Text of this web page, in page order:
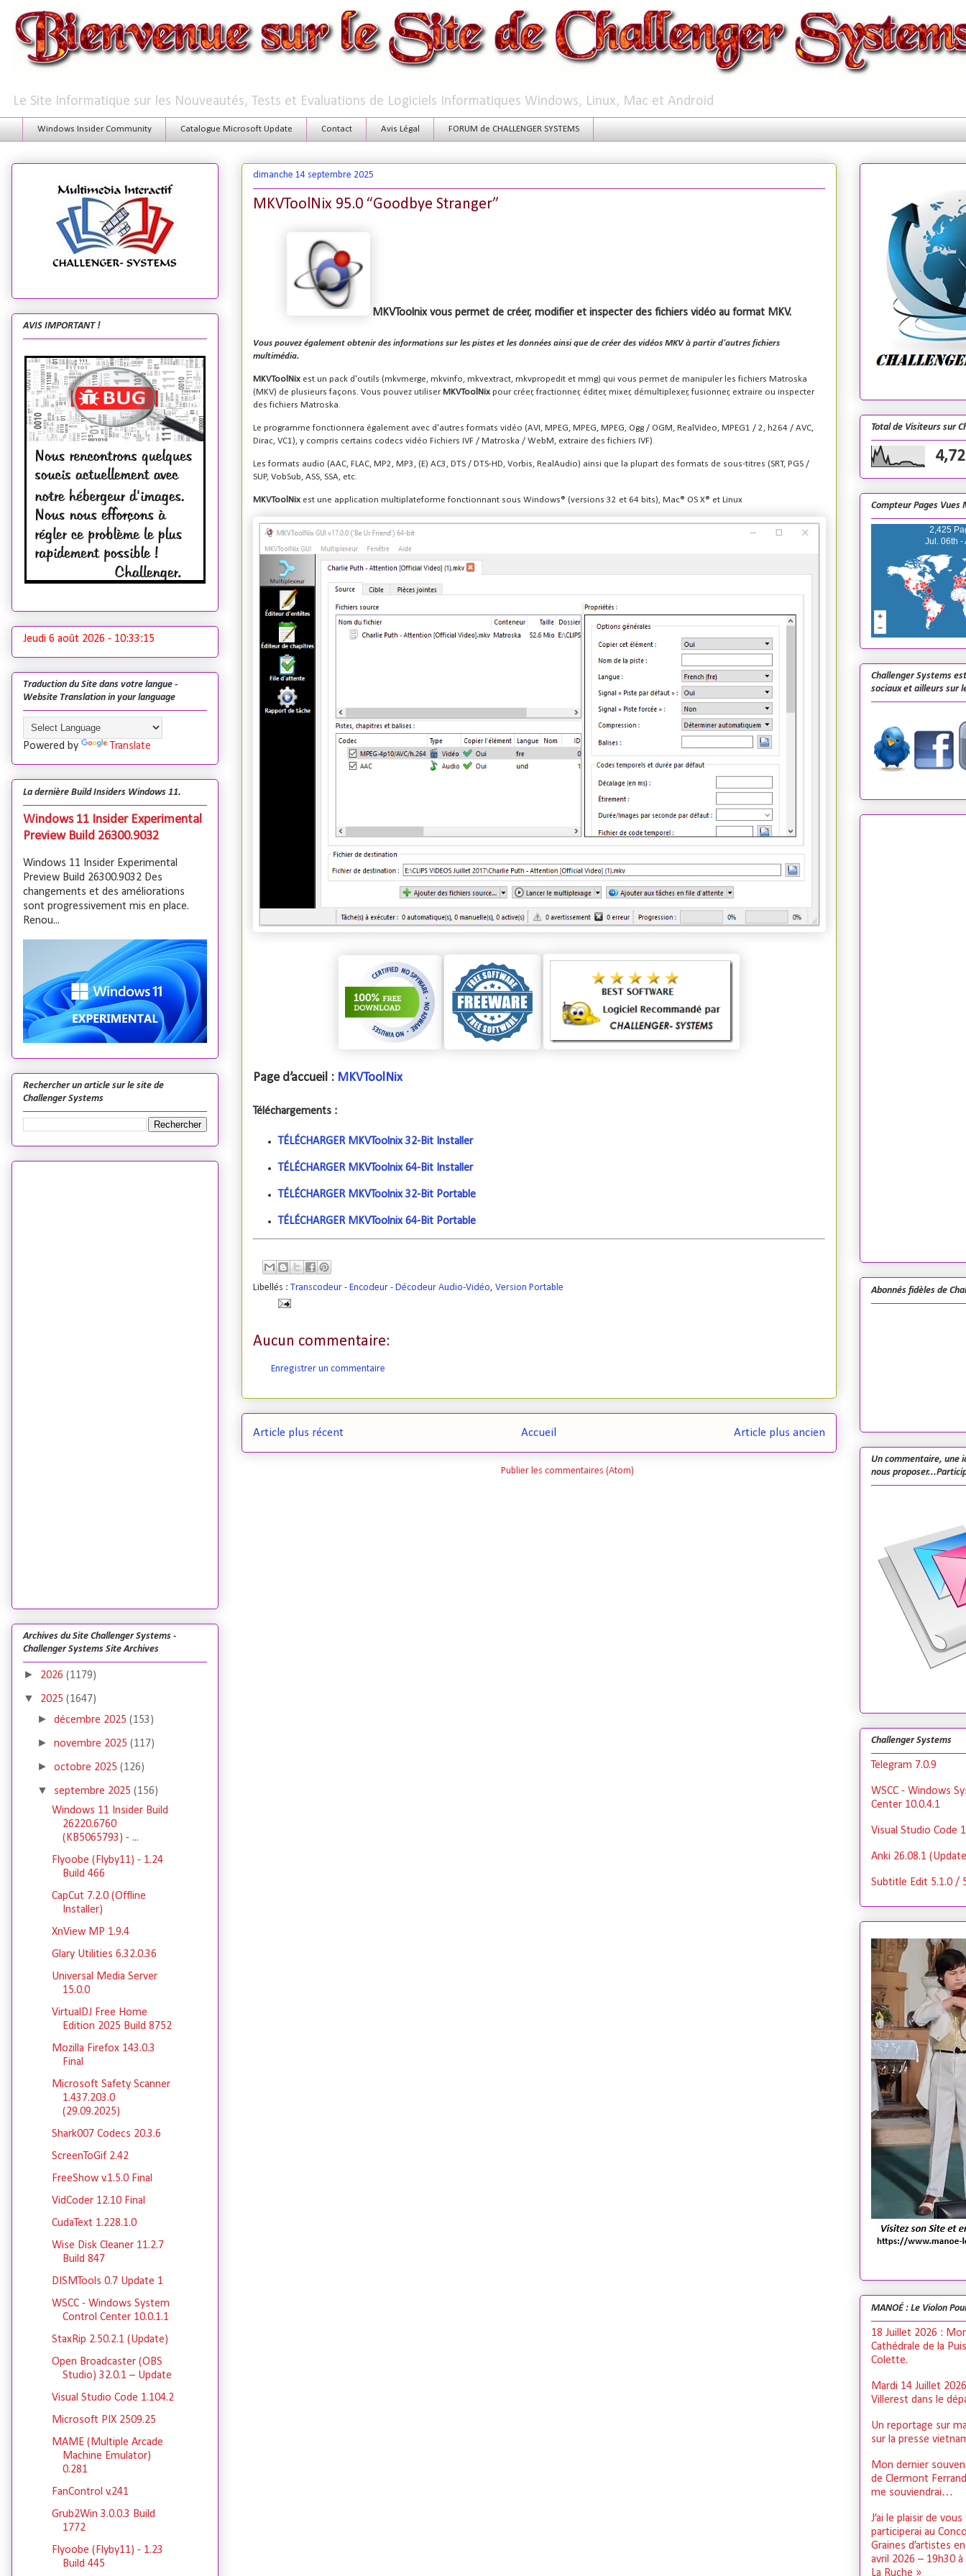
Le Site Informatique sur les Nouveautés, Tests et Evaluations de Logiciels Informatiques Windows, Linux, Mac et Android
Windows Insider Community Catalogue Microsoft Update Contact Avis Légal FORUM de CHALLENGER SYSTEMS
dimanche 14 septembre 2025
MKVToolNix 95.0 “Goodbye Stranger”
MKVToolnix vous permet de créer, modifier et inspecter des fichiers vidéo au format MKV.
Vous pouvez également obtenir des informations sur les pistes et les données ainsi que de créer des vidéos MKV à partir d'autres fichiers
multimédia.
MKVToolNix est un pack d'outils (mkvmerge, mkvinfo, mkvextract, mkvpropedit et mmg) qui vous permet de manipuler les fichiers Matroska
(MKV) de plusieurs façons. Vous pouvez utiliser MKVToolNix pour créer, fractionner, éditer, mixer, démultiplexer, fusionner, extraire ou inspecter
des fichiers Matroska.
Le programme fonctionnera également avec d'autres formats vidéo (AVI, MPEG, MPEG, MPEG, Ogg / OGM, RealVideo, MPEG1 / 2, h264 / AVC,
Dirac, VC1), y compris certains codecs vidéo Fichiers IVF / Matroska / WebM, extraire des fichiers IVF).
Les formats audio (AAC, FLAC, MP2, MP3, (E) AC3, DTS / DTS-HD, Vorbis, RealAudio) ainsi que la plupart des formats de sous-titres (SRT, PGS /
SUP, VobSub, ASS, SSA, etc.
MKVToolNix est une application multiplateforme fonctionnant sous Windows® (versions 32 et 64 bits), Mac® OS X® et Linux
Page d’accueil : MKVToolNix
Téléchargements :
TÉLÉCHARGER MKVToolnix 32-Bit Installer
TÉLÉCHARGER MKVToolnix 64-Bit Installer
TÉLÉCHARGER MKVToolnix 32-Bit Portable
TÉLÉCHARGER MKVToolnix 64-Bit Portable
Libellés : Transcodeur - Encodeur - Décodeur Audio-Vidéo, Version Portable
Aucun commentaire:
Enregistrer un commentaire
Article plus récent Article plus ancien
Accueil
Publier les commentaires (Atom)
AVIS IMPORTANT !
Jeudi 6 août 2026 - 10:33:15
Traduction du Site dans votre langue -
Website Translation in your language
Powered by Translate
La dernière Build Insiders Windows 11.
Windows 11 Insider Experimental
Preview Build 26300.9032
Windows 11 Insider Experimental
Preview Build 26300.9032 Des
changements et des améliorations
sont progressivement mis en place.
Renou...
Rechercher un article sur le site de
Challenger Systems
Archives du Site Challenger Systems -
Challenger Systems Site Archives
► 2026 (1179)
▼ 2025 (1647)
►décembre 2025(153)
►novembre 2025(117)
►octobre 2025(126)
▼ septembre 2025(156)
Windows 11 Insider Build
26220.6760
(KB5065793) - ...
Flyoobe (Flyby11) - 1.24
Build 466
CapCut 7.2.0 (Offline
Installer)
XnView MP 1.9.4
Glary Utilities 6.32.0.36
Universal Media Server
15.0.0
VirtualDJ Free Home
Edition 2025 Build 8752
Mozilla Firefox 143.0.3
Final
Microsoft Safety Scanner
1.437.203.0
(29.09.2025)
Shark007 Codecs 20.3.6
ScreenToGif 2.42
FreeShow v.1.5.0 Final
VidCoder 12.10 Final
CudaText 1.228.1.0
Wise Disk Cleaner 11.2.7
Build 847
DISMTools 0.7 Update 1
WSCC - Windows System
Control Center 10.0.1.1
StaxRip 2.50.2.1 (Update)
Open Broadcaster (OBS
Studio) 32.0.1 – Update
Visual Studio Code 1.104.2
Microsoft PIX 2509.25
MAME (Multiple Arcade
Machine Emulator)
0.281
FanControl v.241
Grub2Win 3.0.0.3 Build
1772
Flyoobe (Flyby11) - 1.23
Build 445
Total de Visiteurs sur
Compteur Pages Vues
2,425
Jul. 06th -
Challenger Systems
sociaux et ailleurs sur
Abonnés fidèles de
Un commentaire, une
nous
Challenger Systems
Telegram 7.0.9
WSCC - Windows
Center 10.0.4.1
Visual Studio Code
Anki 26.08.1
Subtitle Edit 5.1.0 /
MANOÉ : Le Violon
18 Juillet 2026 :
Cathédrale de la
Colette.
Mardi 14 Juillet
Villerest dans le
Un reportage sur
sur la presse
Mon dernier
de Clermont
me souviendrai…
J’ai le plaisir de
participerai au
Graines d’artistes
avril 2026 – 19h30
La Ruche »